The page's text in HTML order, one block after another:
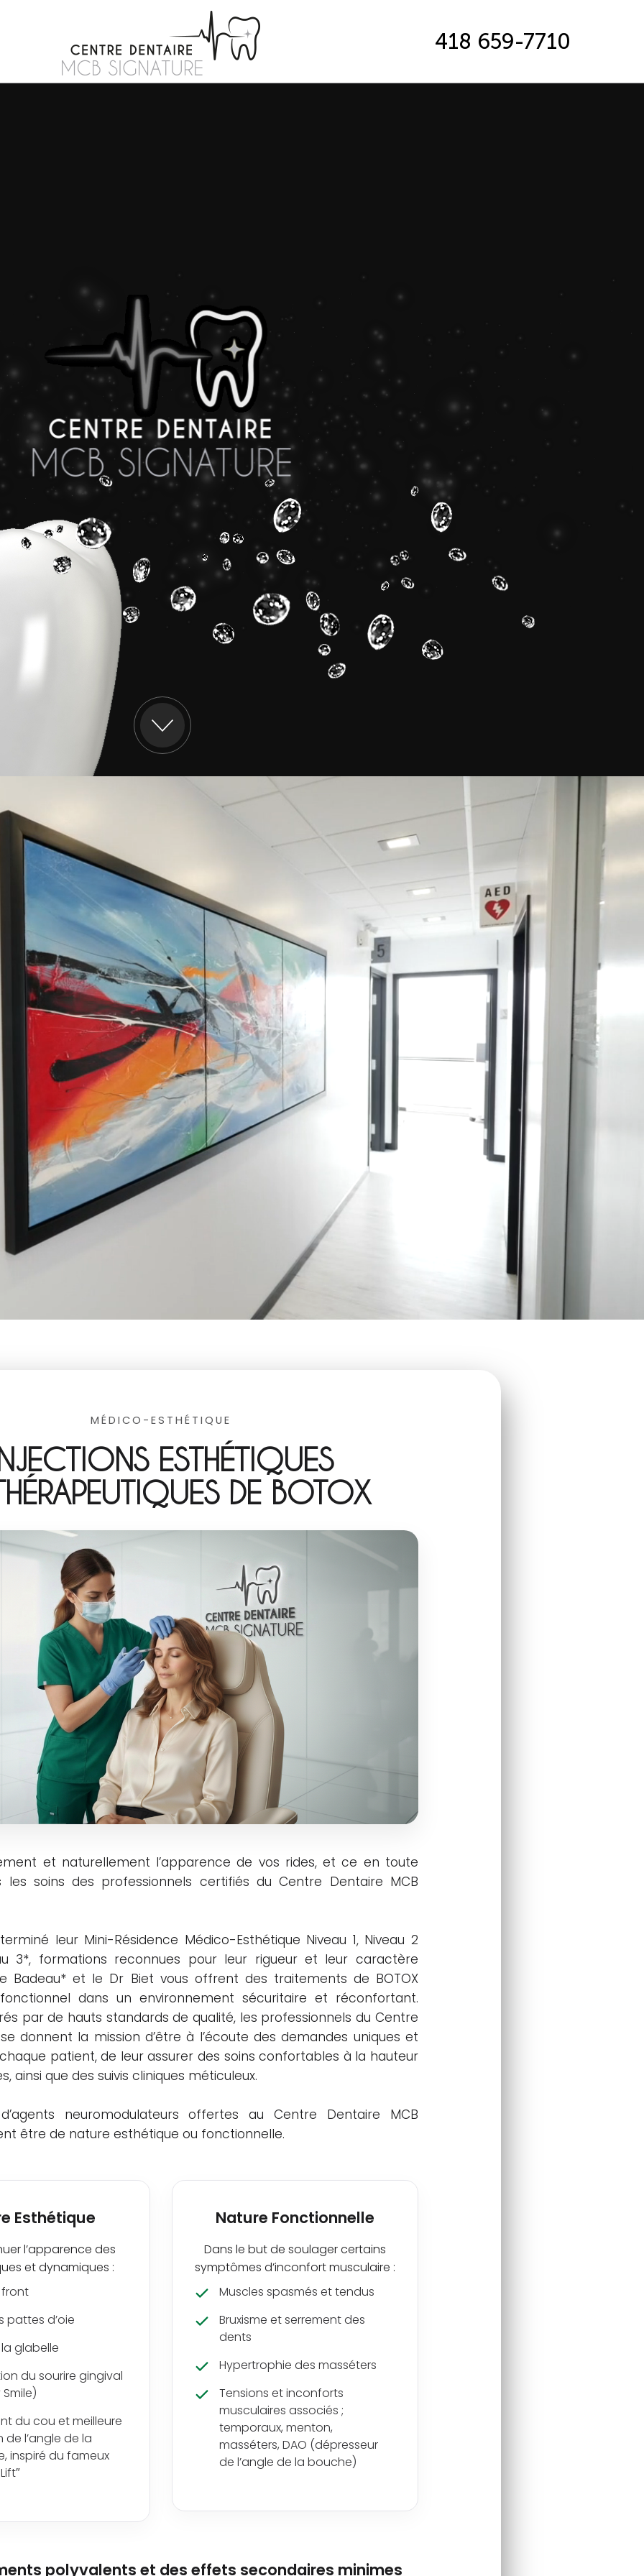
418 659-7710
MÉDICO-ESTHÉTIQUE
ESTHÉTIQUES
DE BOTOX
et naturellement l’apparence de vos rides, et ce en toute
les soins des professionnels certifiés du Centre Dentaire MCB
leur Mini-Résidence Médico-Esthétique Niveau 1, Niveau 2
3*, formations reconnues pour leur rigueur et leur caractère
Badeau* et le Dr Biet vous offrent des traitements de BOTOX
dans un environnement sécuritaire et réconfortant.
par de hauts standards de qualité, les professionnels du Centre
donnent la mission d’être à l’écoute des demandes uniques et
patient, de leur assurer des soins confortables à la hauteur
ainsi que des suivis cliniques méticuleux.
neuromodulateurs offertes au Centre Dentaire MCB
être de nature esthétique ou fonctionnelle.
Esthétique
l’apparence des
et dynamiques :
front
pattes d’oie
glabelle
du sourire gingival
du cou et meilleure
de l’angle de la
inspiré du fameux
Nature Fonctionnelle
Dans le but de soulager certains
symptômes d’inconfort musculaire :
Muscles spasmés et tendus
Bruxisme et serrement des
dents
Hypertrophie des masséters
Tensions et inconforts
musculaires associés ;
temporaux, menton,
masséters, DAO (dépresseur
de l’angle de la bouche)
polyvalents et des effets secondaires minimes